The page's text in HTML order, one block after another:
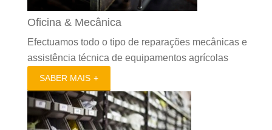
Oficina & Mecânica
Efectuamos todo o tipo de reparações mecânicas e
assistência técnica de equipamentos agrícolas
SABER MAIS